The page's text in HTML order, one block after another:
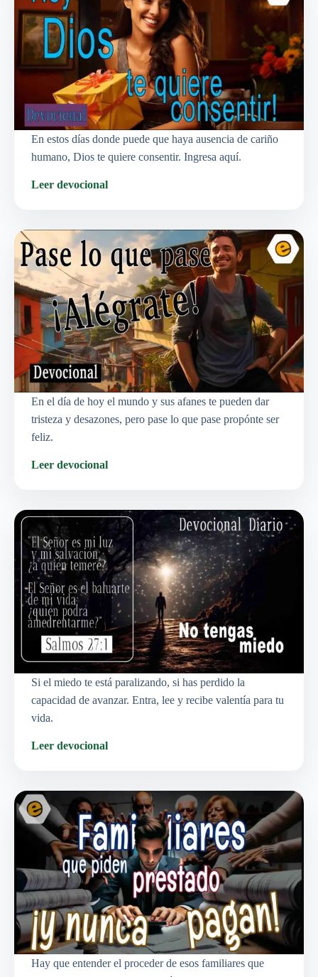
En estos días donde puede que haya ausencia de cariño
humano, Dios te quiere consentir. Ingresa aquí.
Leer devocional
En el día de hoy el mundo y sus afanes te pueden dar
tristeza y desazones, pero pase lo que pase propónte ser
feliz.
Leer devocional
Si el miedo te está paralizando, si has perdido la
capacidad de avanzar. Entra, lee y recibe valentía para tu
vida.
Leer devocional
Hay que entender el proceder de esos familiares que